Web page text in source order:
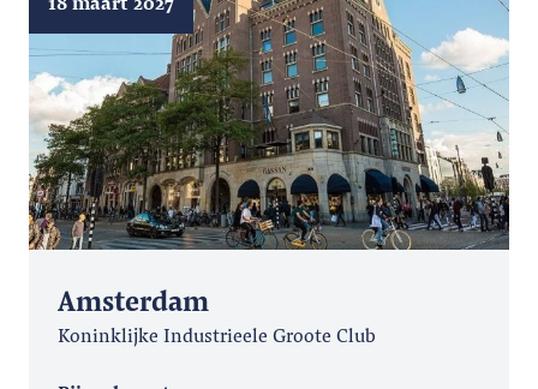
Amsterdam
Koninklijke Industrieele Groote Club